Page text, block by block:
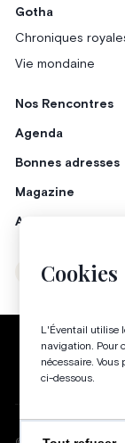
Cookies
L'Éventail utilise
navigation. Pour
nécessaire. Vous
ci-dessous.
Gotha
Chroniques
Vie mondaine
Nos Rencontres
Agenda
Bonnes adresses
Magazine
Annonceurs
Instagram
Politique de